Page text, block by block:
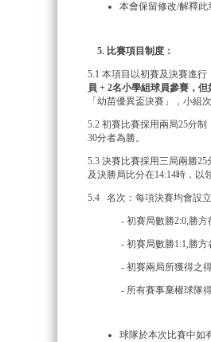
本會保留修改/解釋此
5. 比賽項目制度：
5.1 本項目以初賽及決賽進行
員 + 2名小學組球員參賽，
「幼苗優異盃決賽」，小組
5.2 初賽比賽採用兩局25分
30分者為勝。
5.3 決賽比賽採用三局兩勝
及決勝局比分在14:14時，以
5.4 名次：每項決賽均會設
- 初賽局數勝2:0,勝方得
- 初賽局數勝1:1,勝方各
- 初賽兩局所獲得之得分
- 所有賽事棄權球隊得0
球隊於本次比賽中如